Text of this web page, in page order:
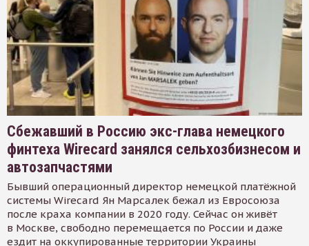
Сбежавший в Россию экс-глава немецкого
финтеха Wirecard занялся сельхозбизнесом и
автозапчастями
Бывший операционный директор немецкой платёжной
системы Wirecard Ян Марсалек бежал из Евросоюза
после краха компании в 2020 году. Сейчас он живёт
в Москве, свободно перемещается по России и даже
ездит на оккупированные территории Украины